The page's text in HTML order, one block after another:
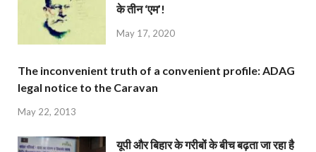
के तीन ‘एम’!
May 17, 2020
The inconvenient truth of a convenient profile: ADAG
legal notice to the Caravan
May 22, 2013
यूपी और बिहार के गरीबों के बीच बढ़ता जा रहा है